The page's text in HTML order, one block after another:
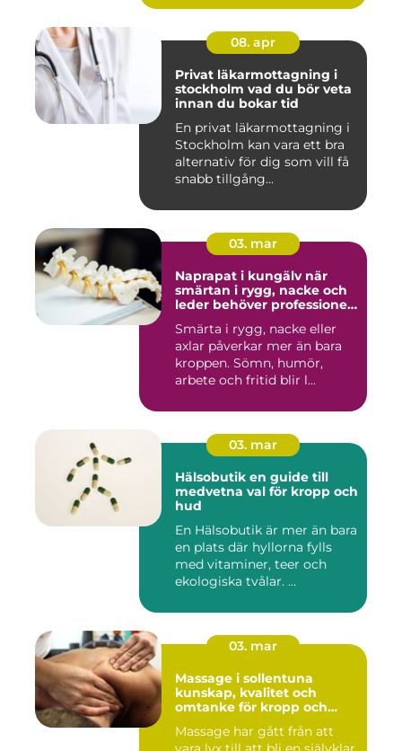
08. apr
Privat läkarmottagning i
stockholm vad du bör veta
innan du bokar tid
En privat läkarmottagning i
Stockholm kan vara ett bra
alternativ för dig som vill få
snabb tillgång...
03. mar
Naprapat i kungälv när
smärtan i rygg, nacke och
leder behöver professionell
Smärta i rygg, nacke eller
axlar påverkar mer än bara
kroppen. Sömn, humör,
arbete och fritid blir l...
03. mar
Hälsobutik en guide till
medvetna val för kropp och
hud
En Hälsobutik är mer än bara
en plats där hyllorna fylls
med vitaminer, teer och
ekologiska tvålar. ...
03. mar
Massage i sollentuna
kunskap, kvalitet och
omtanke för kropp och
Massage har gått från att